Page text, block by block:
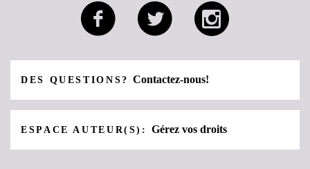
DES QUESTIONS?Contactez-nous!
ESPACE AUTEUR(S):Gérez vos droits